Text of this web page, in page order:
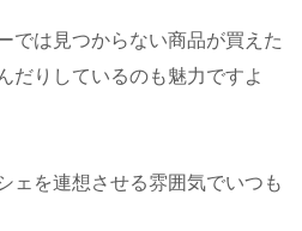
では見つからない商品が買えた
だりしているのも魅力ですよ
ェを連想させる雰囲気でいつも